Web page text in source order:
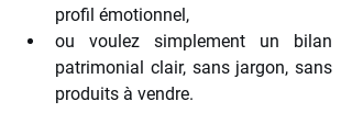
profil émotionnel,
ou voulez simplement un bilan
patrimonial clair, sans jargon, sans
produits à vendre.